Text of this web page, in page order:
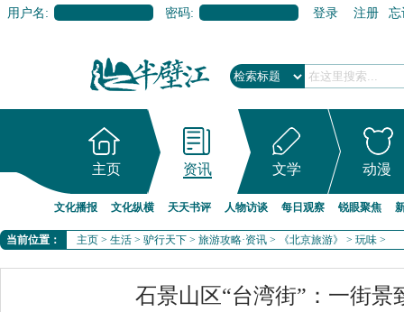
用户名: 密码: 登录 注册 忘
主页 资讯 文学 动漫
文化播报 文化纵横 天天书评 人物访谈 每日观察 锐眼聚焦
当前位置： 主页 > 生活 > 驴行天下 > 旅游攻略·资讯 > 《北京旅游》 > 玩味 >
石景山区“台湾街”：一街景